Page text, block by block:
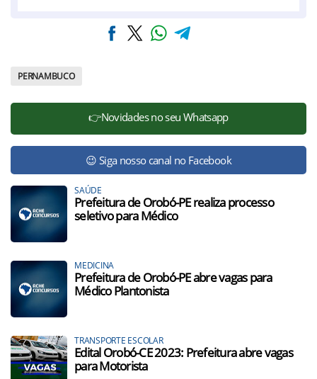
PERNAMBUCO
👉Novidades no seu Whatsapp
😉 Siga nosso canal no Facebook
SAÚDE
Prefeitura de Orobó-PE realiza processo
seletivo para Médico
MEDICINA
Prefeitura de Orobó-PE abre vagas para
Médico Plantonista
TRANSPORTE ESCOLAR
Edital Orobó-CE 2023: Prefeitura abre vagas
para Motorista